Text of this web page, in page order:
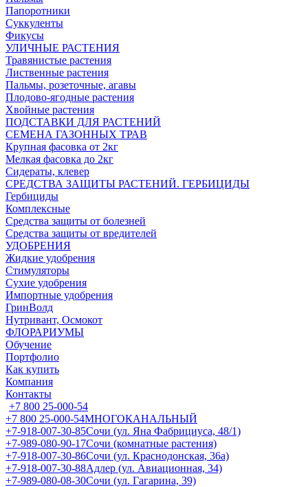
Папоротники
Суккуленты
Фикусы
УЛИЧНЫЕ РАСТЕНИЯ
Травянистые растения
Лиственные растения
Пальмы, розеточные, агавы
Плодово-ягодные растения
Хвойные растения
ПОДСТАВКИ ДЛЯ РАСТЕНИЙ
СЕМЕНА ГАЗОННЫХ ТРАВ
Крупная фасовка от 2кг
Мелкая фасовка до 2кг
Сидераты, клевер
СРЕДСТВА ЗАЩИТЫ РАСТЕНИЙ. ГЕРБИЦИДЫ
Гербициды
Комплексные
Средства защиты от болезней
Средства защиты от вредителей
УДОБРЕНИЯ
Жидкие удобрения
Стимуляторы
Сухие удобрения
Импортные удобрения
ГринВолд
Нутривант, Осмокот
ФЛОРАРИУМЫ
Обучение
Портфолио
Как купить
Компания
Контакты
+7 800 25-000-54
+7 800 25-000-54МНОГОКАНАЛЬНЫЙ
+7-918-007-30-85Сочи (ул. Яна Фабрициуса, 48/1)
+7-989-080-90-17Сочи (комнатные растения)
+7-918-007-30-86Сочи (ул. Краснодонская, 36а)
+7-918-007-30-88Адлер (ул. Авиационная, 34)
+7-989-080-08-30Сочи (ул. Гагарина, 39)